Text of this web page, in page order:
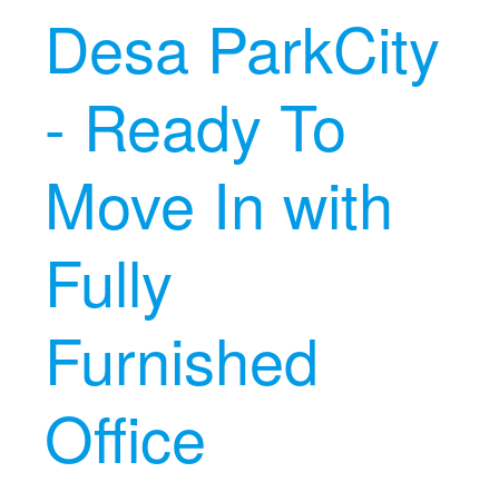
Desa ParkCity
- Ready To
Move In with
Fully
Furnished
Office